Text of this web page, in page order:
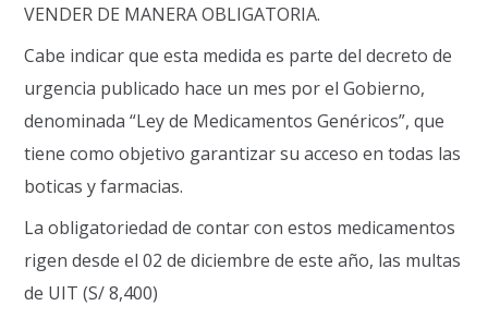
VENDER DE MANERA OBLIGATORIA.
Cabe indicar que esta medida es parte del decreto de
urgencia publicado hace un mes por el Gobierno,
denominada “Ley de Medicamentos Genéricos”, que
tiene como objetivo garantizar su acceso en todas las
boticas y farmacias.
La obligatoriedad de contar con estos medicamentos
rigen desde el 02 de diciembre de este año, las multas
de UIT (S/ 8,400)